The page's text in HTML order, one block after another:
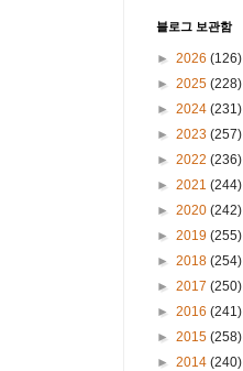
블로그 보관함
► 2026 (126)
► 2025 (228)
► 2024 (231)
► 2023 (257)
► 2022 (236)
► 2021 (244)
► 2020 (242)
► 2019 (255)
► 2018 (254)
► 2017 (250)
► 2016 (241)
► 2015 (258)
► 2014 (240)